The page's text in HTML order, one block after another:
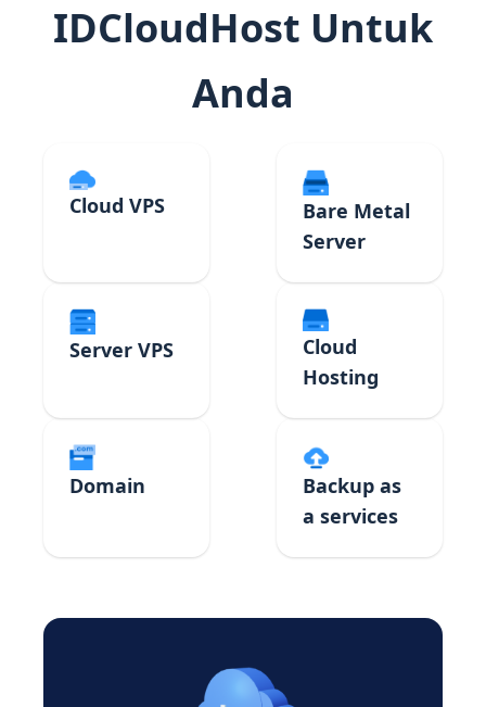
IDCloudHost Untuk
Anda
Cloud VPS
Bare Metal
Server
Server VPS
Cloud
Hosting
Domain
Backup as
a services